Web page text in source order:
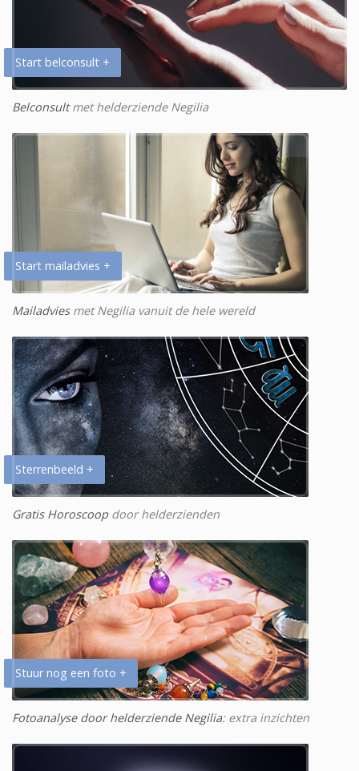
Start belconsult +
Belconsultmet helderziende Negilia
Start mailadvies +
Mailadviesmet Negilia vanuit de hele wereld
Sterrenbeeld +
Gratis Horoscoopdoor helderzienden
Stuur nog een foto +
Fotoanalyse door helderziende Negilia: extra inzichten